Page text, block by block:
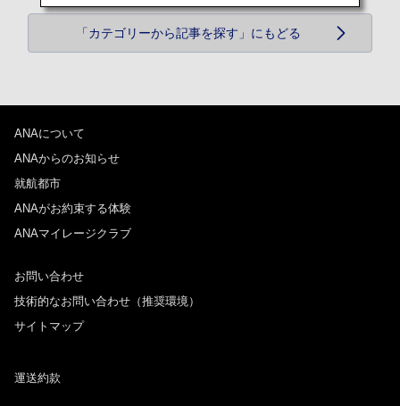
「カテゴリーから記事を探す」にもどる
ANAについて
ANAからのお知らせ
就航都市
ANAがお約束する体験
ANAマイレージクラブ
お問い合わせ
技術的なお問い合わせ（推奨環境）
サイトマップ
運送約款